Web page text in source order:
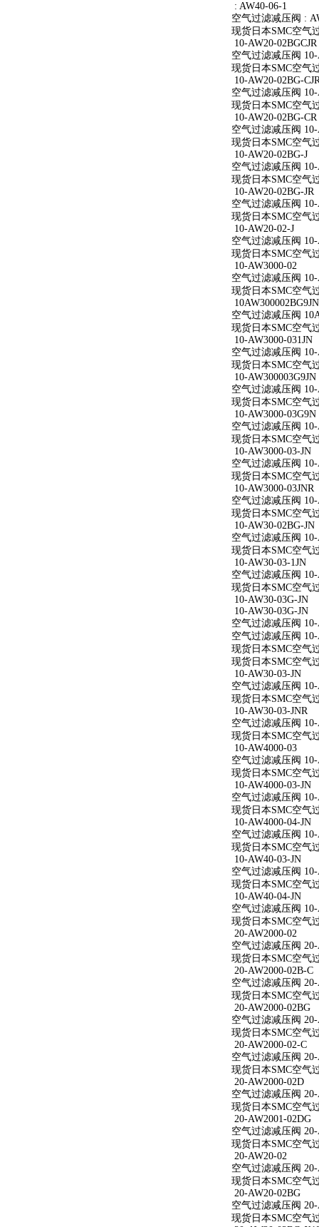
: AW40-06-1
空气过滤减压阀 :
现货日本SMC空气
10-AW20-02BGCJR
空气过滤减压阀 10-
现货日本SMC空气
10-AW20-02BG-
空气过滤减压阀 10-
现货日本SMC空气
10-AW20-02BG-CR
空气过滤减压阀 10-
现货日本SMC空气
10-AW20-02BG-J
空气过滤减压阀 10-
现货日本SMC空气
10-AW20-02BG-JR
空气过滤减压阀 10-
现货日本SMC空气
10-AW20-02-J
空气过滤减压阀 10-
现货日本SMC空气
10-AW3000-02
空气过滤减压阀 10-
现货日本SMC空气
10AW300002BG9JN
空气过滤减压阀
现货日本SMC空气
10-AW3000-031JN
空气过滤减压阀 10-
现货日本SMC空气
10-AW300003G9JN
空气过滤减压阀 10-
现货日本SMC空气
10-AW3000-03G9N
空气过滤减压阀 10-
现货日本SMC空气
10-AW3000-03-JN
空气过滤减压阀 10-
现货日本SMC空气
10-AW3000-03JNR
空气过滤减压阀 10-
现货日本SMC空气
10-AW30-02BG-JN
空气过滤减压阀 10-
现货日本SMC空气
10-AW30-03-1JN
空气过滤减压阀 10-
现货日本SMC空气
10-AW30-03G-JN
10-AW30-03G-JN
空气过滤减压阀 10-
空气过滤减压阀 10-
现货日本SMC空气
现货日本SMC空气
10-AW30-03-JN
空气过滤减压阀 10-
现货日本SMC空气
10-AW30-03-JNR
空气过滤减压阀 10-
现货日本SMC空气
10-AW4000-03
空气过滤减压阀 10-
现货日本SMC空气
10-AW4000-03-JN
空气过滤减压阀 10-
现货日本SMC空气
10-AW4000-04-JN
空气过滤减压阀 10-
现货日本SMC空气
10-AW40-03-JN
空气过滤减压阀 10-
现货日本SMC空气
10-AW40-04-JN
空气过滤减压阀 10-
现货日本SMC空气
20-AW2000-02
空气过滤减压阀 20-
现货日本SMC空气
20-AW2000-02B-C
空气过滤减压阀 20-
现货日本SMC空气
20-AW2000-02BG
空气过滤减压阀 20-
现货日本SMC空气
20-AW2000-02-C
空气过滤减压阀 20-
现货日本SMC空气
20-AW2000-02D
空气过滤减压阀 20-
现货日本SMC空气
20-AW2001-02DG
空气过滤减压阀 20-
现货日本SMC空气
20-AW20-02
空气过滤减压阀 20-
现货日本SMC空气
20-AW20-02BG
空气过滤减压阀 20-
现货日本SMC空气